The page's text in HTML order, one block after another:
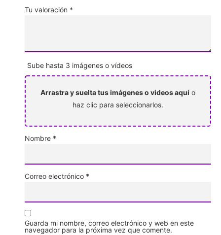
Tu valoración *
Sube hasta 3 imágenes o vídeos
Arrastra y suelta tus imágenes o videos aquí o
haz clic para seleccionarlos.
Nombre *
Correo electrónico *
Guarda mi nombre, correo electrónico y web en este
navegador para la próxima vez que comente.